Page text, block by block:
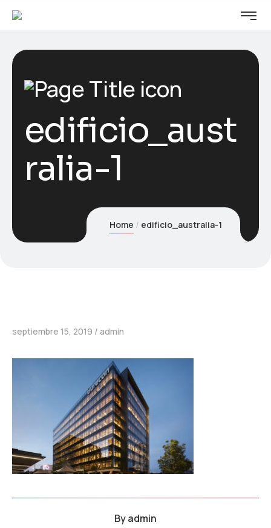
edificio_aust
ralia-1
Home edificio_australia-1
septiembre 15, 2019 admin
Byadmin